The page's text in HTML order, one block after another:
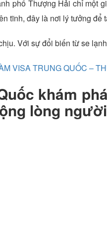
phố Thượng Hải chỉ một
tĩnh, đây là nơi lý tưởng để
Với sự đổi biến từ se
VISA TRUNG QUỐC –
khám
lòng người